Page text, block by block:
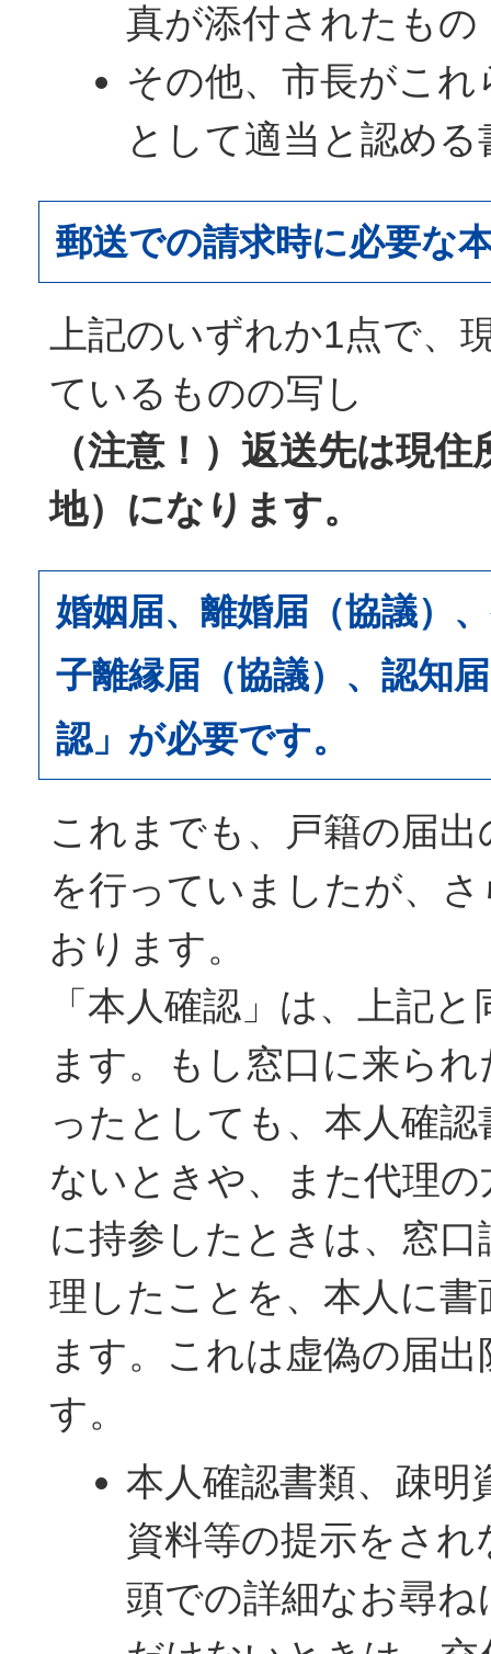
真が添付されたもの
その他、市長がこ
として適当と認める
郵送での請求時に必要な
上記のいずれか1点で、
ているものの写し
（注意！）返送先は現
地）になります。
婚姻届、離婚届（協議）
子離縁届（協議）、認知
認」が必要です。
これまでも、戸籍の届
を行っていましたが、
おります。
「本人確認」は、上記
ます。もし窓口に来ら
ったとしても、本人確
ないときや、また代理
に持参したときは、窓
理したことを、本人に
ます。これは虚偽の届
す。
本人確認書類、疎明
資料等の提示をさ
頭での詳細なお尋